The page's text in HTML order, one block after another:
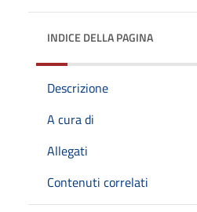
INDICE DELLA PAGINA
Descrizione
A cura di
Allegati
Contenuti correlati